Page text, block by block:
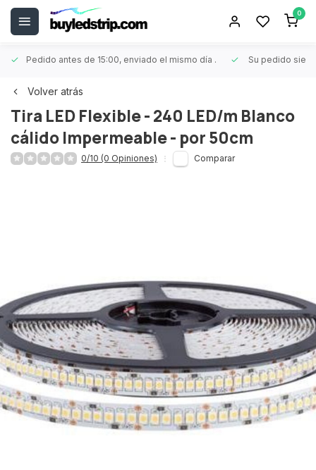
0
Pedido antes de 15:00, enviado el mismo día . Su pedido
Volver atrás
Tira LED Flexible - 240 LED/m Blanco
cálido Impermeable - por 50cm
0/10 (0 Opiniones) Comparar